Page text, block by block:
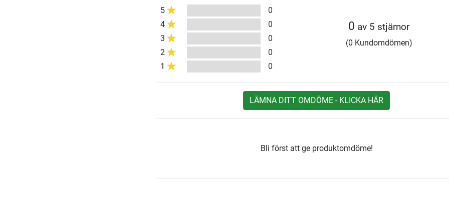
5
0
4
0
3
0
2
0
1
0
0 av 5 stjärnor
(0 Kundomdömen)
LÄMNA DITT OMDÖME - KLICKA HÄR
Bli först att ge produktomdöme!